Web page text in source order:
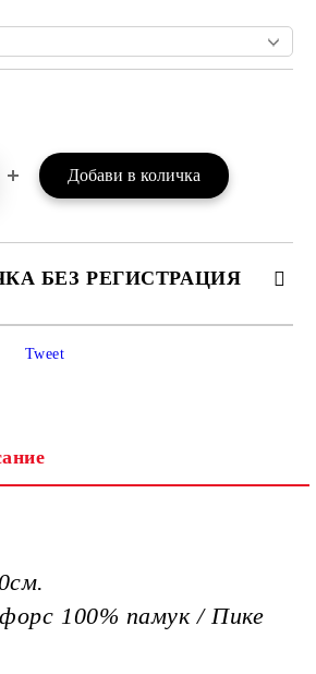
БЕЗ РЕГИСТРАЦИЯ
Tweet
100% памук / Пике